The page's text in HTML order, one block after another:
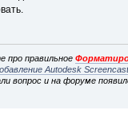
про правильное
Autodesk
вопрос и на форуме